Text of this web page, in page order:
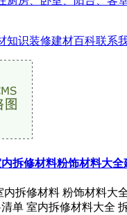
知识装修建材百科联系
拆修材料粉饰材料大全
内拆修材料 粉饰材料大
单 室内拆修材料大全